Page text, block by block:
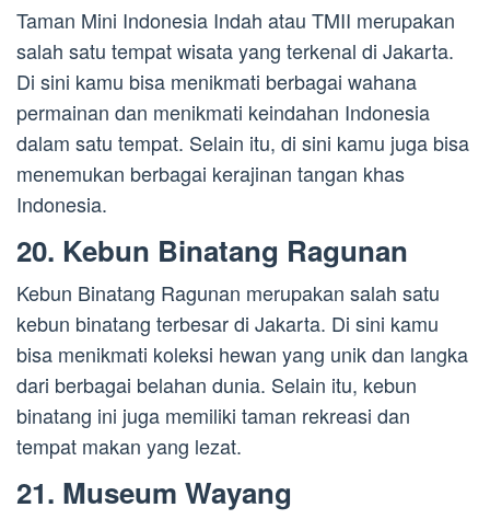
Taman Mini Indonesia Indah atau TMII merupakan
salah satu tempat wisata yang terkenal di Jakarta.
Di sini kamu bisa menikmati berbagai wahana
permainan dan menikmati keindahan Indonesia
dalam satu tempat. Selain itu, di sini kamu juga bisa
menemukan berbagai kerajinan tangan khas
Indonesia.
20. Kebun Binatang Ragunan
Kebun Binatang Ragunan merupakan salah satu
kebun binatang terbesar di Jakarta. Di sini kamu
bisa menikmati koleksi hewan yang unik dan langka
dari berbagai belahan dunia. Selain itu, kebun
binatang ini juga memiliki taman rekreasi dan
tempat makan yang lezat.
21. Museum Wayang